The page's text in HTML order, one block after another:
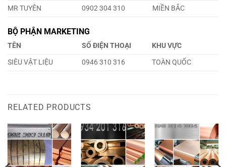
MR TUYÊN
0902 304 310 MIỀN BẮC
BỘ PHẬN MARKETING
TÊN SỐ ĐIỆN THOẠI
KHU VỰC
SIÊU VẬT LIỆU
0946 310 316 TOÀN QUỐC
RELATED PRODUCTS